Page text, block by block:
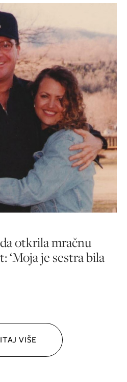
otkrila mračnu
‘Moja je sestra bila
VIŠE